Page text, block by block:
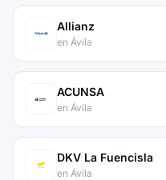
Allianz
en Ávila
ACUNSA
en Ávila
DKV La Fuencisla
en Ávila